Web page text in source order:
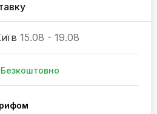
15.08 - 19.08
Безкоштовно